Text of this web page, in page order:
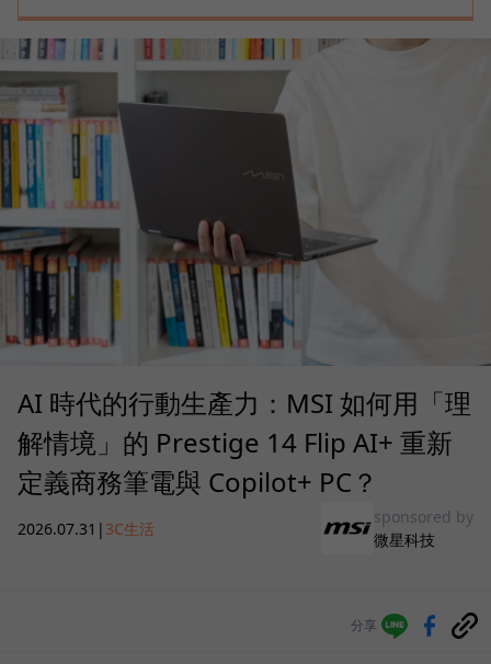
AI 時代的行動生產力：MSI 如何用「理
解情境」的 Prestige 14 Flip AI+ 重新
定義商務筆電與 Copilot+ PC？
2026.07.31 | 3C生活
sponsored by
微星科技
分享